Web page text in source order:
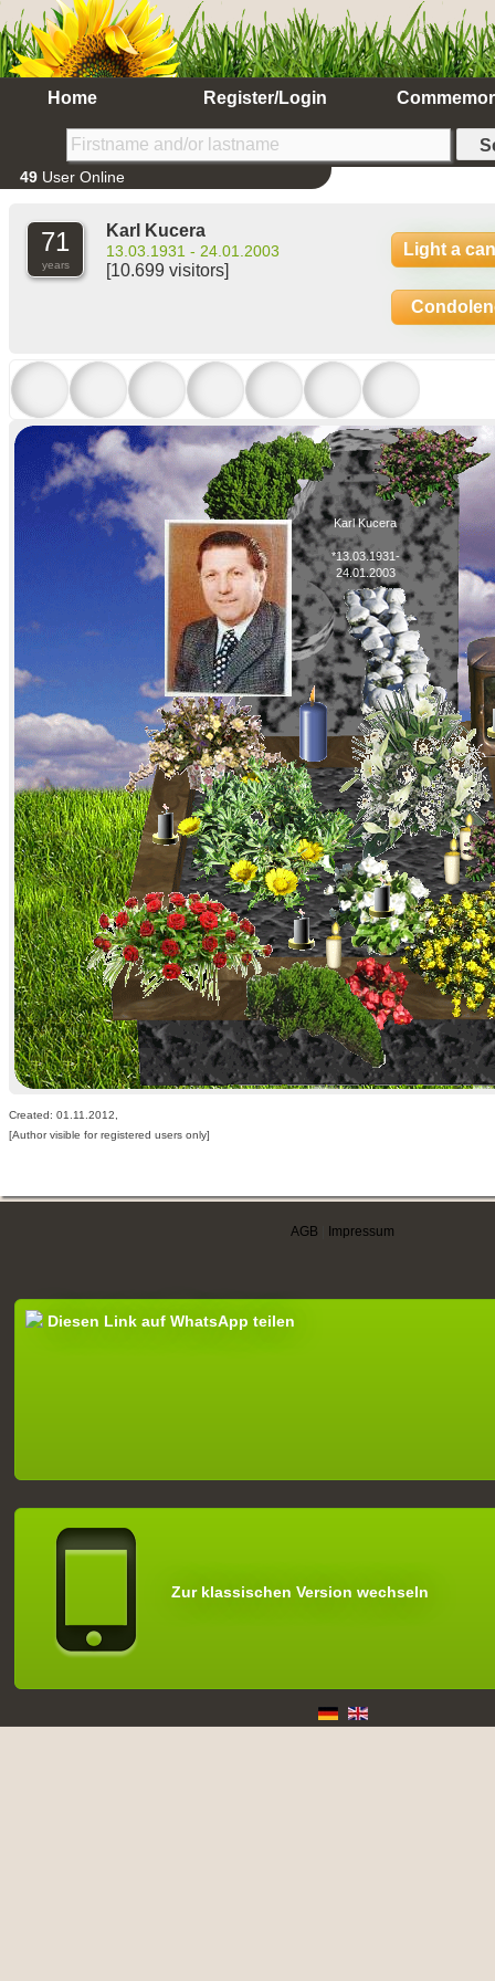
Home Register/Login
49 User Online
71
years
Karl Kucera
13.03.1931 - 24.01.2003
[10.699 visitors]
Light a
Karl Kucera
*13.03.1931-
24.01.2003
Created: 01.11.2012,
[Author visible for registered users only]
AGB Impressum
Diesen Link auf WhatsApp teilen
Zur klassischen Version wechseln